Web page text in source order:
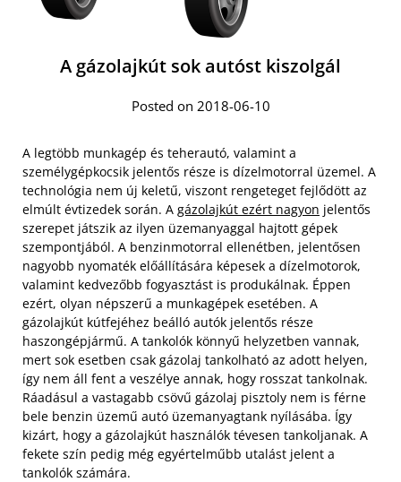
A gázolajkút sok autóst kiszolgál
Posted on 2018-06-10
A legtöbb munkagép és teherautó, valamint a
személygépkocsik jelentős része is dízelmotorral üzemel. A
technológia nem új keletű, viszont rengeteget fejlődött az
elmúlt évtizedek során. A gázolajkút ezért nagyon jelentős
szerepet játszik az ilyen üzemanyaggal hajtott gépek
szempontjából. A benzinmotorral ellenétben, jelentősen
nagyobb nyomaték előállítására képesek a dízelmotorok,
valamint kedvezőbb fogyasztást is produkálnak. Éppen
ezért, olyan népszerű a munkagépek esetében. A
gázolajkút kútfejéhez beálló autók jelentős része
haszongépjármű. A tankolók könnyű helyzetben vannak,
mert sok esetben csak gázolaj tankolható az adott helyen,
így nem áll fent a veszélye annak, hogy rosszat tankolnak.
Ráadásul a vastagabb csövű gázolaj pisztoly nem is férne
bele benzin üzemű autó üzemanyagtank nyílásába. Így
kizárt, hogy a gázolajkút használók tévesen tankoljanak. A
fekete szín pedig még egyértelműbb utalást jelent a
tankolók számára.